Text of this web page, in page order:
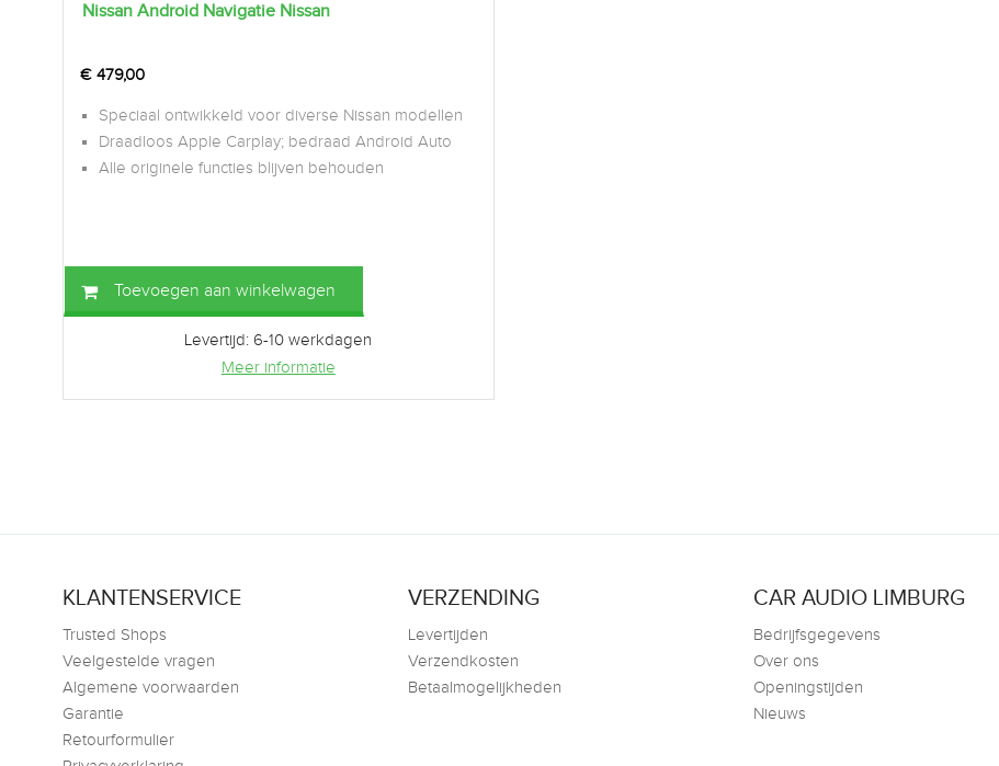
Nissan Android Navigatie Nissan
€ 479,00
Speciaal ontwikkeld voor diverse Nissan modellen
Draadloos Apple Carplay; bedraad Android Auto
Alle originele functies blijven behouden
Toevoegen aan winkelwagen
Levertijd: 6-10 werkdagen
Meer informatie
KLANTENSERVICE
Trusted Shops
Veelgestelde vragen
Algemene voorwaarden
Garantie
Retourformulier
VERZENDING
Levertijden
Verzendkosten
Betaalmogelijkheden
CAR AUDIO LIMBURG
Bedrijfsgegevens
Over ons
Openingstijden
Nieuws